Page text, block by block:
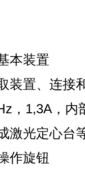
本装置
装置、连接
，1,3A，内
激光定心台
作旋钮